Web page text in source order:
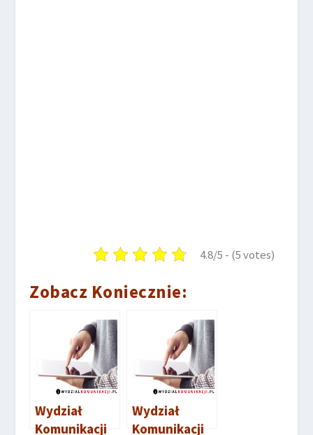
4.8/5 - (5 votes)
Zobacz Koniecznie:
Wydział
Komunikacji
Wydział
Komunikacji